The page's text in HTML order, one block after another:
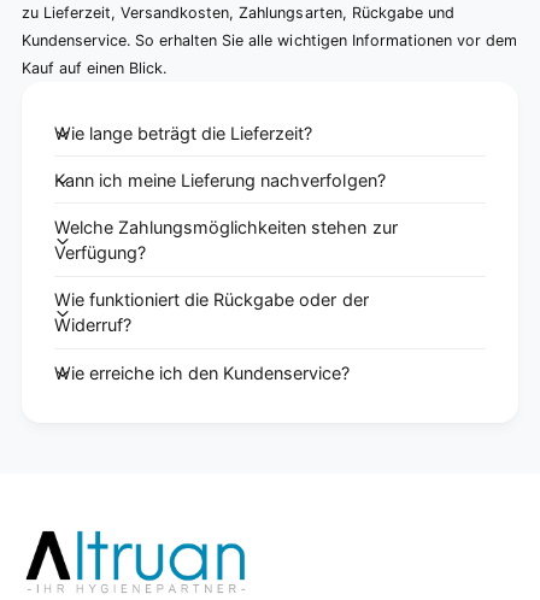
zu Lieferzeit, Versandkosten, Zahlungsarten, Rückgabe und
Kundenservice. So erhalten Sie alle wichtigen Informationen vor dem
Kauf auf einen Blick.
Wie lange beträgt die Lieferzeit?
Kann ich meine Lieferung nachverfolgen?
Welche Zahlungsmöglichkeiten stehen zur
Verfügung?
Wie funktioniert die Rückgabe oder der
Widerruf?
Wie erreiche ich den Kundenservice?